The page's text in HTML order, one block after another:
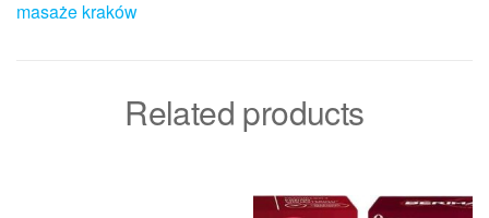
masaże kraków
Related products